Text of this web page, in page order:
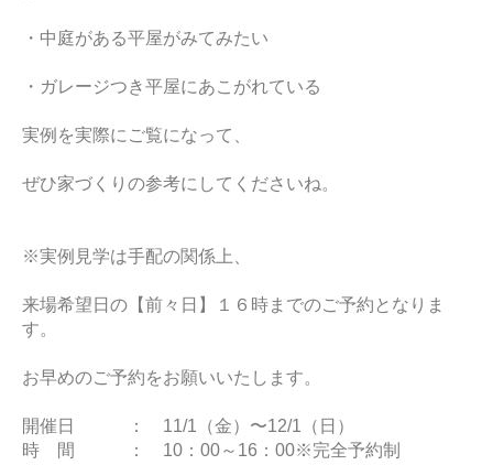
・中庭がある平屋がみてみたい
・ガレージつき平屋にあこがれている
実例を実際にご覧になって、
ぜひ家づくりの参考にしてくださいね。
※実例見学は手配の関係上、
来場希望日の【前々日】１６時までのご予約となりま
す。
お早めのご予約をお願いいたします。
開催日 ： 11/1（金）〜12/1（日）
時 間 ： 10：00～16：00※完全予約制